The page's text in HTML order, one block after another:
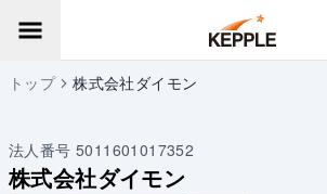
トップ 株式会社ダイモン
法人番号 5011601017352
株式会社ダイモン